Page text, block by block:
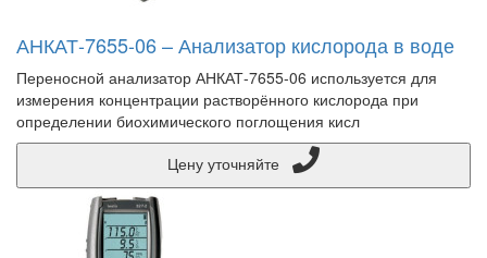
АНКАТ-7655-06 – Анализатор кислорода в воде
Переносной анализатор АНКАТ-7655-06 используется для
измерения концентрации растворённого кислорода при
определении биохимического поглощения кисл